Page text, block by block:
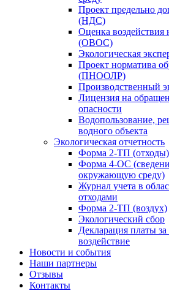
Проект предельно
(НДС)
Оценка
(ОВОС)
Экологическая
Проект норматива
(ПНООЛР)
Производственный
Лицензия на
опасности
Водопользование,
водного объекта
Экологическая отчетность
Форма 2-ТП (отходы)
Форма 4-ОС
окружающую среду)
Журнал учета в
отходами
Форма 2-ТП (воздух)
Экологический сбор
Декларация платы за
воздействие
Новости и события
Наши партнеры
Отзывы
Контакты